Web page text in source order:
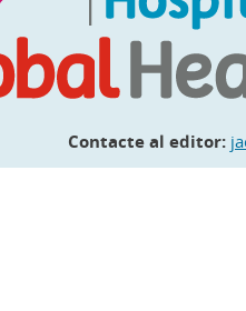
Contacte al editor: